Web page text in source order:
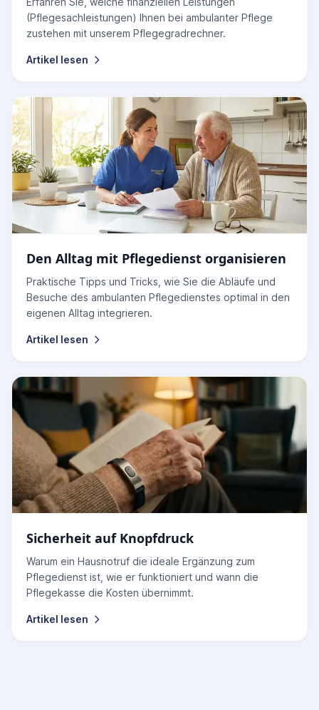
(Pflegesachleistungen) Ihnen bei ambulanter Pflege
zustehen mit unserem Pflegegradrechner.
Artikel lesen
Den Alltag mit Pflegedienst organisieren
Praktische Tipps und Tricks, wie Sie die Abläufe und
Besuche des ambulanten Pflegedienstes optimal in den
eigenen Alltag integrieren.
Artikel lesen
Sicherheit auf Knopfdruck
Warum ein Hausnotruf die ideale Ergänzung zum
Pflegedienst ist, wie er funktioniert und wann die
Pflegekasse die Kosten übernimmt.
Artikel lesen